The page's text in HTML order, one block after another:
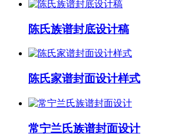
陈氏族谱封底设计稿
陈氏家谱封面设计样式
常宁兰氏族谱封面设计